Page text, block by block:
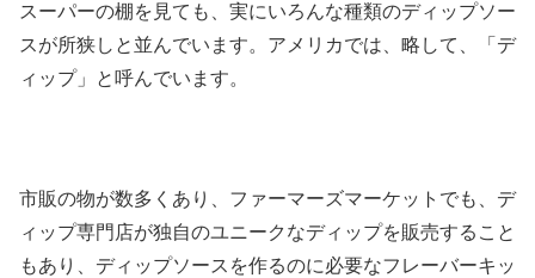
スーパーの棚を見ても、実にいろんな種類のディップソー
スが所狭しと並んでいます。アメリカでは、略して、「デ
ィップ」と呼んでいます。
市販の物が数多くあり、ファーマーズマーケットでも、デ
ィップ専門店が独自のユニークなディップを販売すること
もあり、ディップソースを作るのに必要なフレーバーキッ